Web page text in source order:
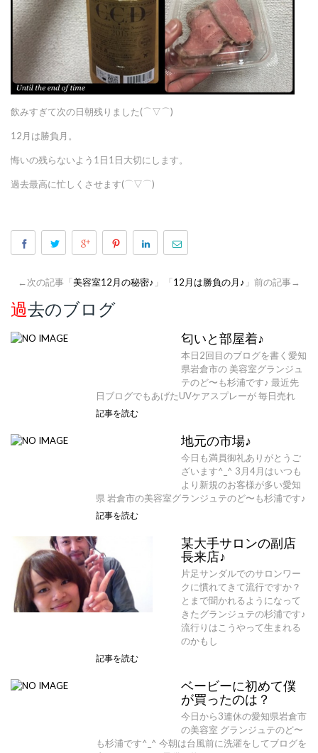
飲みすぎて次の日朝残りました(⌒▽⌒)
12月は勝負月。
悔いの残らないよう1日1日大切にします。
過去最高に忙しくさせます(⌒▽⌒)
「12月は勝負の月♪ 」前の記事→
←次の記事「美容室12月の秘密♪ 」
過去のブログ
匂いと部屋着♪
本日2回目のブログを書く愛知
県岩倉市の 美容室グランジュ
テのど〜も杉浦です♪ 最近先
日ブログでもあげたUVケアスプレーが 毎日売れ
記事を読む
地元の市場♪
今日も満員御礼ありがとうご
ざいます^_^ 3月4月はいつも
より新規のお客様が多い愛知
県 岩倉市の美容室グランジュテのど〜も杉浦です♪
記事を読む
某大手サロンの副店
長来店♪
片足サンダルでのサロンワー
クに慣れてきて流行ですか？
とまで聞かれるようになって
きたグランジュテの杉浦です♪
流行りはこうやって生まれる
のかもし
記事を読む
ベービーに初めて僕
が買ったのは？
今日から3連休の愛知県岩倉市
の美容室 グランジュテのど〜
も杉浦です^_^ 今朝は台風前に洗濯をしてブログを